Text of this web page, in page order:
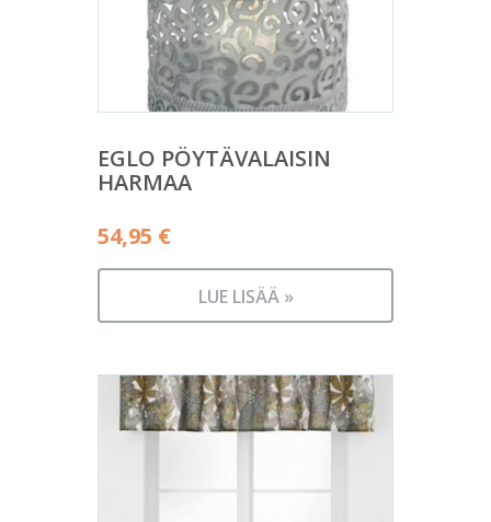
EGLO PÖYTÄVALAISIN
HARMAA
54,95 €
LUE LISÄÄ »